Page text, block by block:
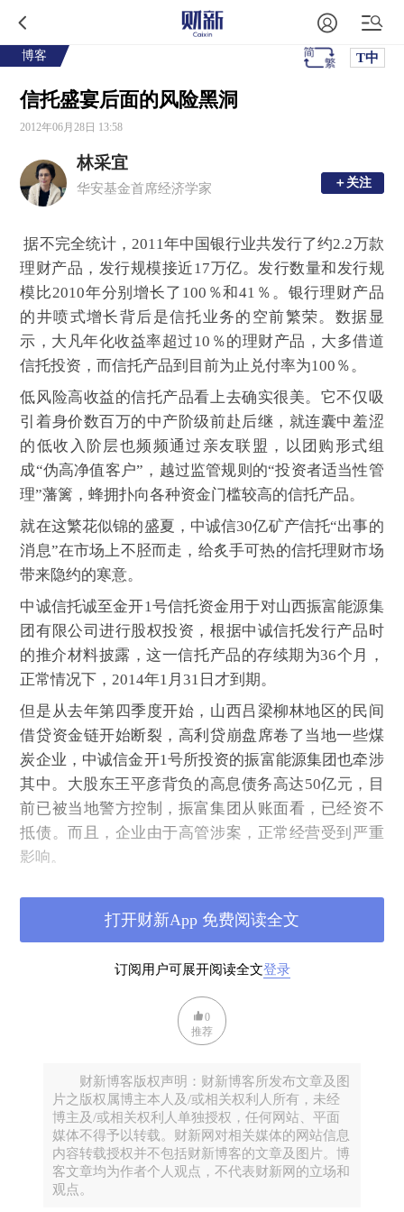
博客 T中
信托盛宴后面的风险黑洞
2012年06月28日 13:58
林采宜
华安基金首席经济学家 ＋关注
＋关注
据不完全统计，2011年中国银行业共发行了约2.2万款
理财产品，发行规模接近17万亿。发行数量和发行规
模比2010年分别增长了100％和41％。银行理财产品
的井喷式增长背后是信托业务的空前繁荣。数据显
示，大凡年化收益率超过10％的理财产品，大多借道
信托投资，而信托产品到目前为止兑付率为100％。
低风险高收益的信托产品看上去确实很美。它不仅吸
引着身价数百万的中产阶级前赴后继，就连囊中羞涩
的低收入阶层也频频通过亲友联盟，以团购形式组
成“伪高净值客户”，越过监管规则的“投资者适当性管
理”藩篱，蜂拥扑向各种资金门槛较高的信托产品。
就在这繁花似锦的盛夏，中诚信30亿矿产信托“出事的
消息”在市场上不胫而走，给炙手可热的信托理财市场
带来隐约的寒意。
中诚信托诚至金开1号信托资金用于对山西振富能源集
团有限公司进行股权投资，根据中诚信托发行产品时
的推介材料披露，这一信托产品的存续期为36个月，
正常情况下，2014年1月31日才到期。
但是从去年第四季度开始，山西吕梁柳林地区的民间
借贷资金链开始断裂，高利贷崩盘席卷了当地一些煤
炭企业，中诚信金开1号所投资的振富能源集团也牵涉
其中。大股东王平彦背负的高息债务高达50亿元，目
前已被当地警方控制，振富集团从账面看，已经资不
抵债。而且，企业由于高管涉案，正常经营受到严重
影响。
偿分配顺序依次为，债权银行第一优先，其次偿还国
税、地方税，复次偿还有担保债务，然后是无担保债
务、清算破产费用，最后才是偿还股东权益。中诚信
权投资。在企业资不抵债的情况下，颗粒无收是大概
禁转移到另一个意义更为深远的问题上来：中诚信30
亿信托资产的沉没，最后该由谁来埋单？是发行信托
产品的中诚信还是代销信托理财产品的工行？或者是
购买信托产品的投资者？
根据笔者了解的数据，2011年信托公司的融资收益率
订阅用户可展开阅读全文登录
打开财新App 免费阅读全文
0
推荐
财新博客版权声明：财新博客所发布文章及图
片之版权属博主本人及/或相关权利人所有，未经
博主及/或相关权利人单独授权，任何网站、平面
媒体不得予以转载。财新网对相关媒体的网站信息
内容转载授权并不包括财新博客的文章及图片。博
客文章均为作者个人观点，不代表财新网的立场和
观点。